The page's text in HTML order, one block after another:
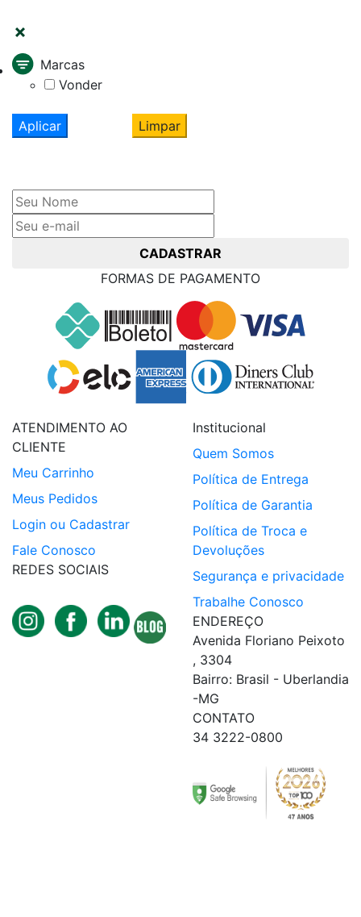
Marcas
Vonder
Aplicar Limpar
CADASTRAR
FORMAS DE PAGAMENTO
ATENDIMENTO AO
CLIENTE
Meu Carrinho
Meus Pedidos
Login ou Cadastrar
Fale Conosco
REDES SOCIAIS
Institucional
Quem Somos
Política de Entrega
Política de Garantia
Política de Troca e
Devoluções
Segurança e privacidade
Trabalhe Conosco
ENDEREÇO
Avenida Floriano Peixoto
, 3304
Bairro: Brasil - Uberlandia
-MG
CONTATO
34 3222-0800